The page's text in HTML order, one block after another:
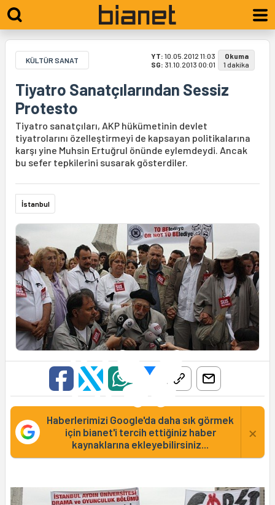
KÜLTÜR SANAT YT: 10.05.2012 11:03
SG: 31.10.2013 00:01
Okuma
1 dakika
Tiyatro Sanatçılarından Sessiz
Protesto
Tiyatro sanatçıları, AKP hükümetinin devlet
tiyatrolarını özelleştirmeyi de kapsayan politikalarına
karşı yine Muhsin Ertuğrul önünde eylemdeydi. Ancak
bu sefer tepkilerini susarak gösterdiler.
İstanbul
Haberlerimizi Google'da daha sık görmek
için bianet'i tercih ettiğiniz haber
kaynaklarına ekleyebilirsiniz...
×